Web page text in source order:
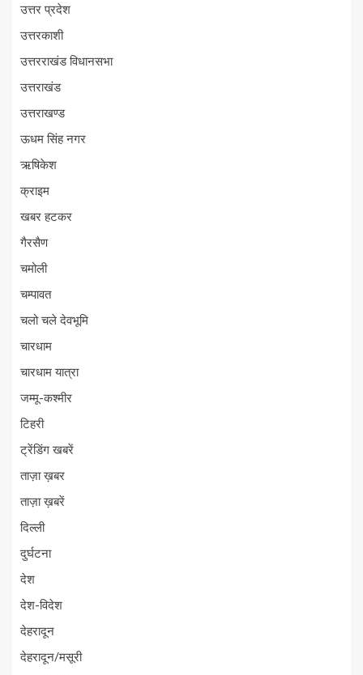
उत्तर प्रदेश
उत्तरकाशी
उत्तरराखंड विधानसभा
उत्तराखंड
उत्तराखण्ड
ऊधम सिंह नगर
ऋषिकेश
क्राइम
खबर हटकर
गैरसैण
चमोली
चम्पावत
चलो चले देवभूमि
चारधाम
चारधाम यात्रा
जम्मू-कश्मीर
टिहरी
ट्रेंडिंग खबरें
ताज़ा ख़बर
ताज़ा ख़बरें
दिल्ली
दुर्घटना
देश
देश-विदेश
देहरादून
देहरादून/मसूरी